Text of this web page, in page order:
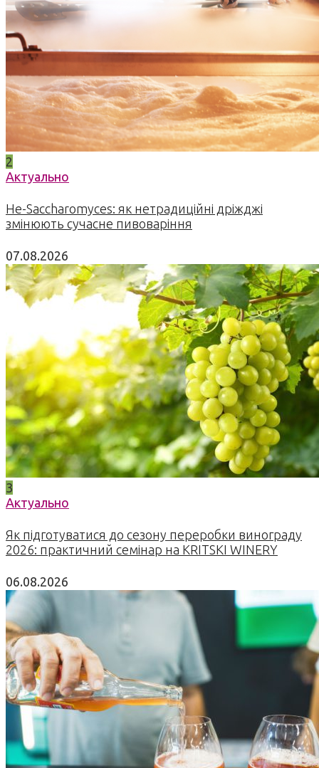
2
Актуально
Не-Saccharomyces: як нетрадиційні дріжджі
змінюють сучасне пивоваріння
07.08.2026
3
Актуально
Як підготуватися до сезону переробки винограду
2026: практичний семінар на KRITSKI WINERY
06.08.2026